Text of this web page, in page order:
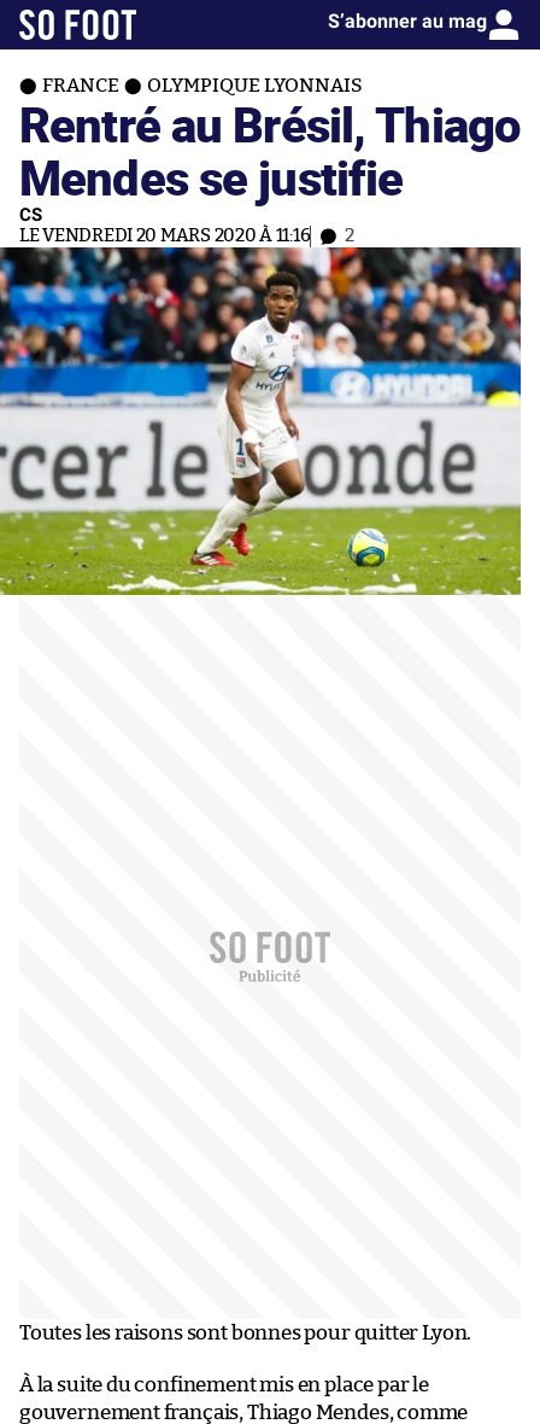
S’abonner au mag
FRANCE OLYMPIQUE LYONNAIS
Rentré au Brésil, Thiago
Mendes se justifie
CS
LE VENDREDI 20 MARS 2020 À 11:16 2
Toutes les raisons sont bonnes pour quitter Lyon.
À la suite du confinement mis en place par le
gouvernement français, Thiago Mendes, comme